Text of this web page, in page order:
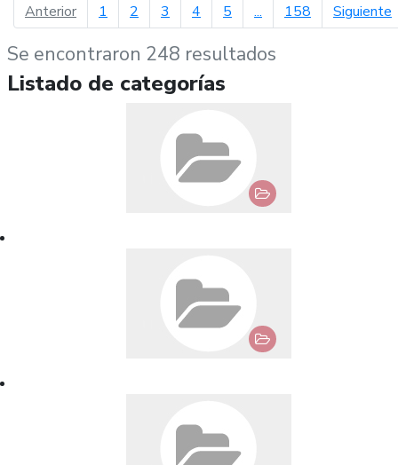
Anteriorpágina anterior
1 2 3 4 5 ... 158 Siguiente
Se encontraron 248 resultados
Listado de categorías